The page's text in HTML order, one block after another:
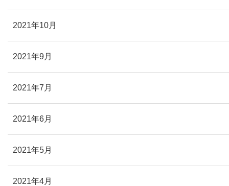
2021年10月
2021年9月
2021年7月
2021年6月
2021年5月
2021年4月